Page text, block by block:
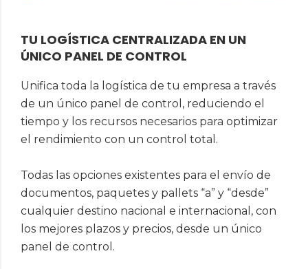
TU LOGÍSTICA CENTRALIZADA EN UN
ÚNICO PANEL DE CONTROL
Unifica toda la logística de tu empresa a través
de un único panel de control, reduciendo el
tiempo y los recursos necesarios para optimizar
el rendimiento con un control total.
Todas las opciones existentes para el envío de
documentos, paquetes y pallets “a” y “desde”
cualquier destino nacional e internacional, con
los mejores plazos y precios, desde un único
panel de control.